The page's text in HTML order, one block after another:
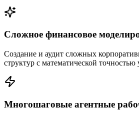
Сложное финансовое
Создание и аудит сложных
структур с математической точностью
Многошаговые агентные